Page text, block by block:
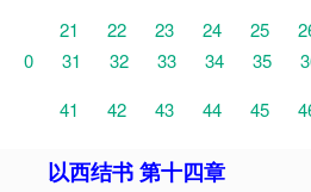
21
22 23 24 25
0
31 32 33 34 35
41
42 43 44 45
以西结书 第十四章